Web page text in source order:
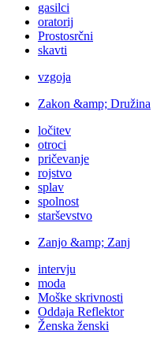
gasilci
oratorij
Prostosrčni
skavti
vzgoja
Zakon &amp; Družina
ločitev
otroci
pričevanje
rojstvo
splav
spolnost
starševstvo
Zanjo &amp; Zanj
intervju
moda
Moške skrivnosti
Oddaja Reflektor
Ženska ženski